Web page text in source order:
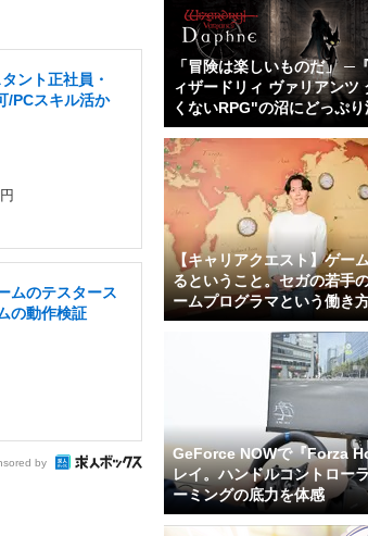
ント正社員・
/PCスキル活か
ムのテスタース
の動作検証
by
「冒険は楽しいものだ」 ─
ィザードリィ ヴァリアンツ
くないRPG"の沼にどっぷ
【キャリアクエスト】ゲー
るということ。セガの若手
ームプログラマという働き
GeForce NOWで『Forza
レイ。ハンドルコントロー
ーミングの底力を体感